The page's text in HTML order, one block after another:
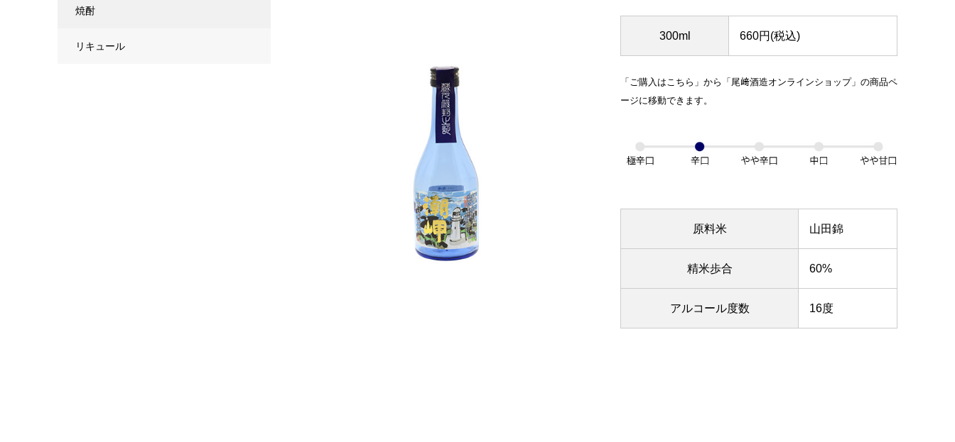
300ml 660円(税込)
「ご購入はこちら」から「尾﨑酒造オンラインショップ」の商品ペ
ージに移動できます。
原料米 山田錦
精米歩合 60%
アルコール度数 16度
焼酎
リキュール